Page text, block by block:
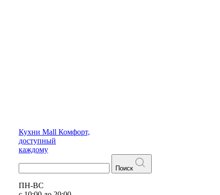
Кухни Mall Комфорт,
доступный
каждому
Поиск
ПН-ВС